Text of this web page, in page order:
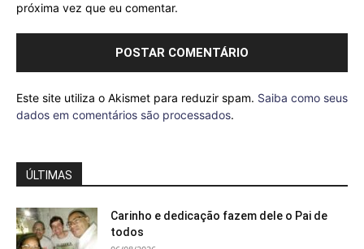
próxima vez que eu comentar.
Este site utiliza o Akismet para reduzir spam. Saiba como seus
dados em comentários são processados.
ÚLTIMAS
Carinho e dedicação fazem dele o Pai de
todos